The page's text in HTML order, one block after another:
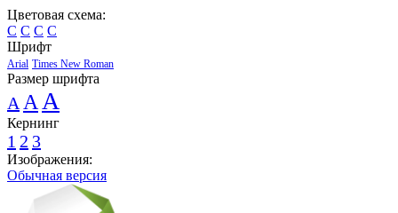
Цветовая схема:
C C C C
Шрифт
Arial Times New Roman
Размер шрифта
A A A
Кернинг
1 2 3
Изображения:
Обычная версия